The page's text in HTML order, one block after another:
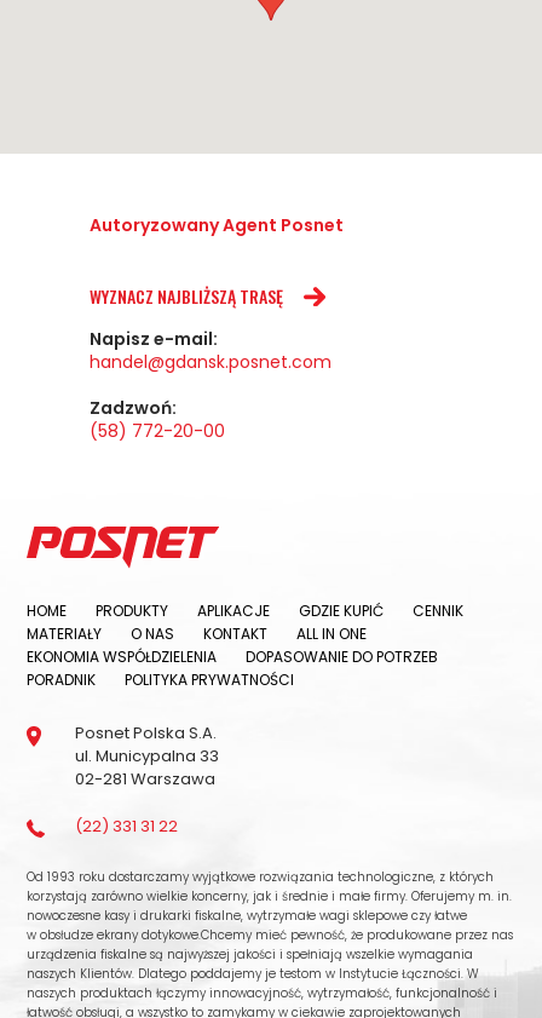
Autoryzowany Agent Posnet
WYZNACZ NAJBLIŻSZĄ TRASĘ
Napisz e-mail:
handel@gdansk.posnet.com
Zadzwoń:
(58) 772-20-00
HOME PRODUKTY APLIKACJE GDZIE KUPIĆ
CENNIK
MATERIAŁY
O NAS KONTAKT
ALL IN ONE
EKONOMIA WSPÓŁDZIELENIA
DOPASOWANIE DO POTRZEB
PORADNIK
POLITYKA PRYWATNOŚCI
Posnet Polska S.A.
ul. Municypalna 33
02-281 Warszawa
(22) 331 31 22
Od 1993 roku dostarczamy wyjątkowe rozwiązania technologiczne, z których
korzystają zarówno wielkie koncerny, jak i średnie i małe firmy. Oferujemy m. in.
nowoczesne kasy i drukarki fiskalne, wytrzymałe wagi sklepowe czy łatwe
w obsłudze ekrany dotykowe.Chcemy mieć pewność, że produkowane przez nas
urządzenia fiskalne są najwyższej jakości i spełniają wszelkie wymagania
naszych Klientów. Dlatego poddajemy je testom w Instytucie Łączności. W
naszych produktach łączymy innowacyjność, wytrzymałość, funkcjonalność i
łatwość obsługi, a wszystko to zamykamy w ciekawie zaprojektowanych